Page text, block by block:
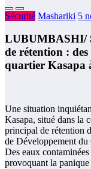
Sécurité Mashariki 5
LUBUMBASHI/
de rétention : des
quartier Kasapa
Une situation
Kasapa, situé dans la
principal de rétention
de Développement du
Des eaux
provoquant la